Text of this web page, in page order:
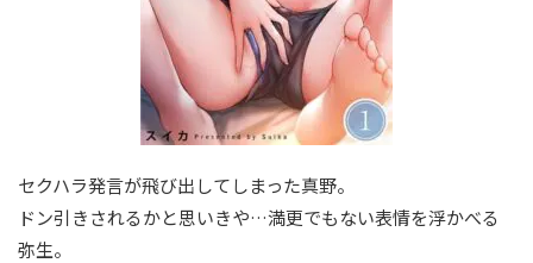
セクハラ発言が飛び出してしまった真野。
ドン引きされるかと思いきや…満更でもない表情を浮かべる
弥生。